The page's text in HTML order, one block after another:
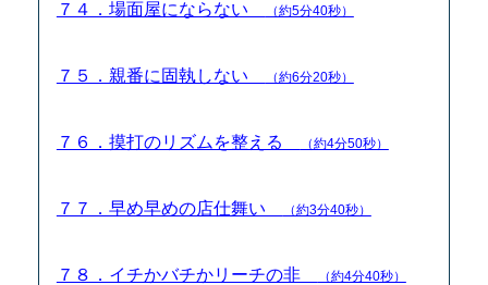
７４．場面屋にならない （約5分40秒）
７５．親番に固執しない （約6分20秒）
７６．摸打のリズムを整える （約4分50秒）
７７．早め早めの店仕舞い （約3分40秒）
７８．イチかバチかリーチの非 （約4分40秒）